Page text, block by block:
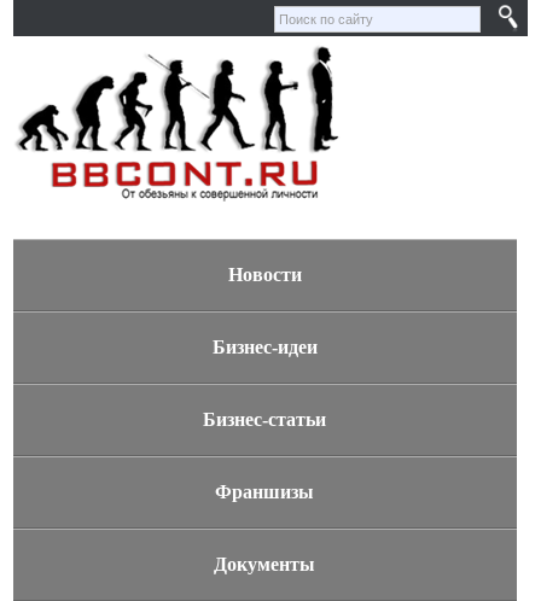
Новости
Бизнес-идеи
Бизнес-статьи
Франшизы
Документы